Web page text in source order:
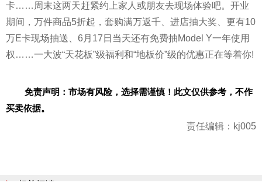
卡……周末这两天赶紧约上家人或朋友去现场体验吧。开业
期间，万件商品5折起，套购满万返千、进店抽大奖、更有10
万E卡现场抽送、6月17日当天还有免费抽Model Y一年使用
权……一大波“天花板”级福利和“地板价”级的优惠正在等着你!
免责声明：市场有风险，选择需谨慎！此文仅供参考，不作
买卖依据。
责任编辑：kj005
相关阅读